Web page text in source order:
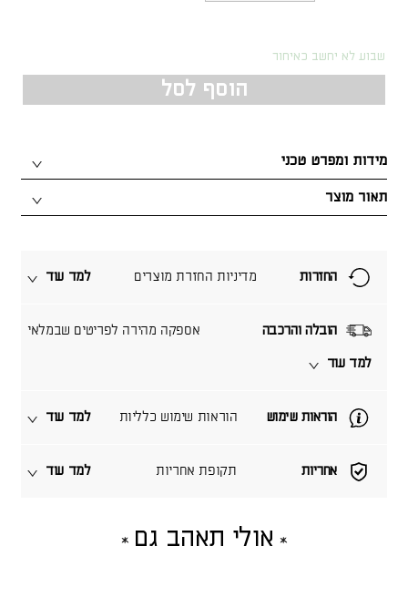
שבוע לא יחשב כאיחור
הוסף לסל
תאור מוצר
מידות ומפרט טכני
אחריות תקופת אחריות למד עוד
הוראות שימוש הוראות שימוש כלליות למד עוד
הובלה והרכבה אספקה מהירה לפריטים שבמלאי
למד עוד
החזרות מדיניות החזרת מוצרים למד עוד
אולי תאהב גם